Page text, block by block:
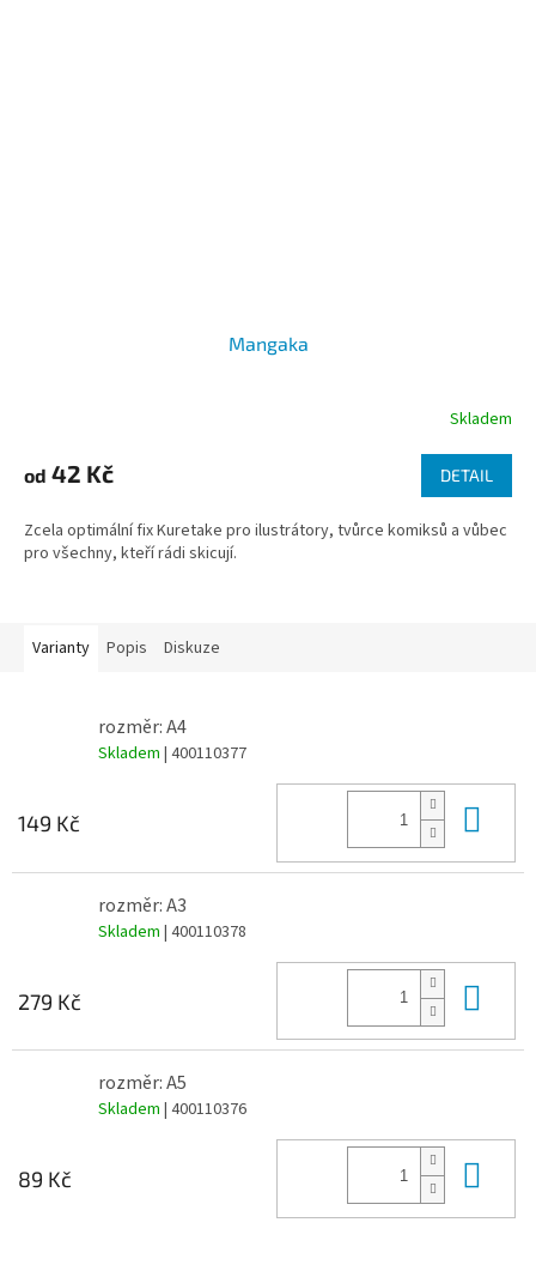
Mangaka
Skladem
od 42 Kč DETAIL
Zcela optimální fix Kuretake pro ilustrátory, tvůrce komiksů a vůbec
pro všechny, kteří rádi skicují.
Varianty Popis Diskuze
rozměr: A4
Skladem | 400110377
149 Kč
rozměr: A3
Skladem | 400110378
279 Kč
rozměr: A5
Skladem | 400110376
89 Kč